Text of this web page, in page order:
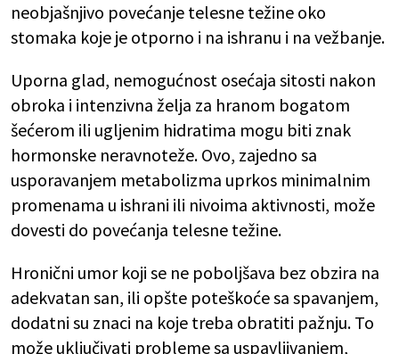
neobjašnjivo povećanje telesne težine oko
stomaka koje je otporno i na ishranu i na vežbanje.
Uporna glad, nemogućnost osećaja sitosti nakon
obroka i intenzivna želja za hranom bogatom
šećerom ili ugljenim hidratima mogu biti znak
hormonske neravnoteže. Ovo, zajedno sa
usporavanjem metabolizma uprkos minimalnim
promenama u ishrani ili nivoima aktivnosti, može
dovesti do povećanja telesne težine.
Hronični umor koji se ne poboljšava bez obzira na
adekvatan san, ili opšte poteškoće sa spavanjem,
dodatni su znaci na koje treba obratiti pažnju. To
može uključivati probleme sa uspavljivanjem,